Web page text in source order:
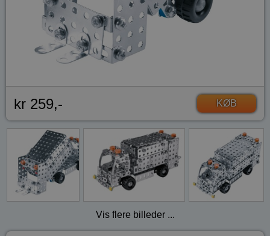
kr 259,- KØB
Vis flere billeder ...